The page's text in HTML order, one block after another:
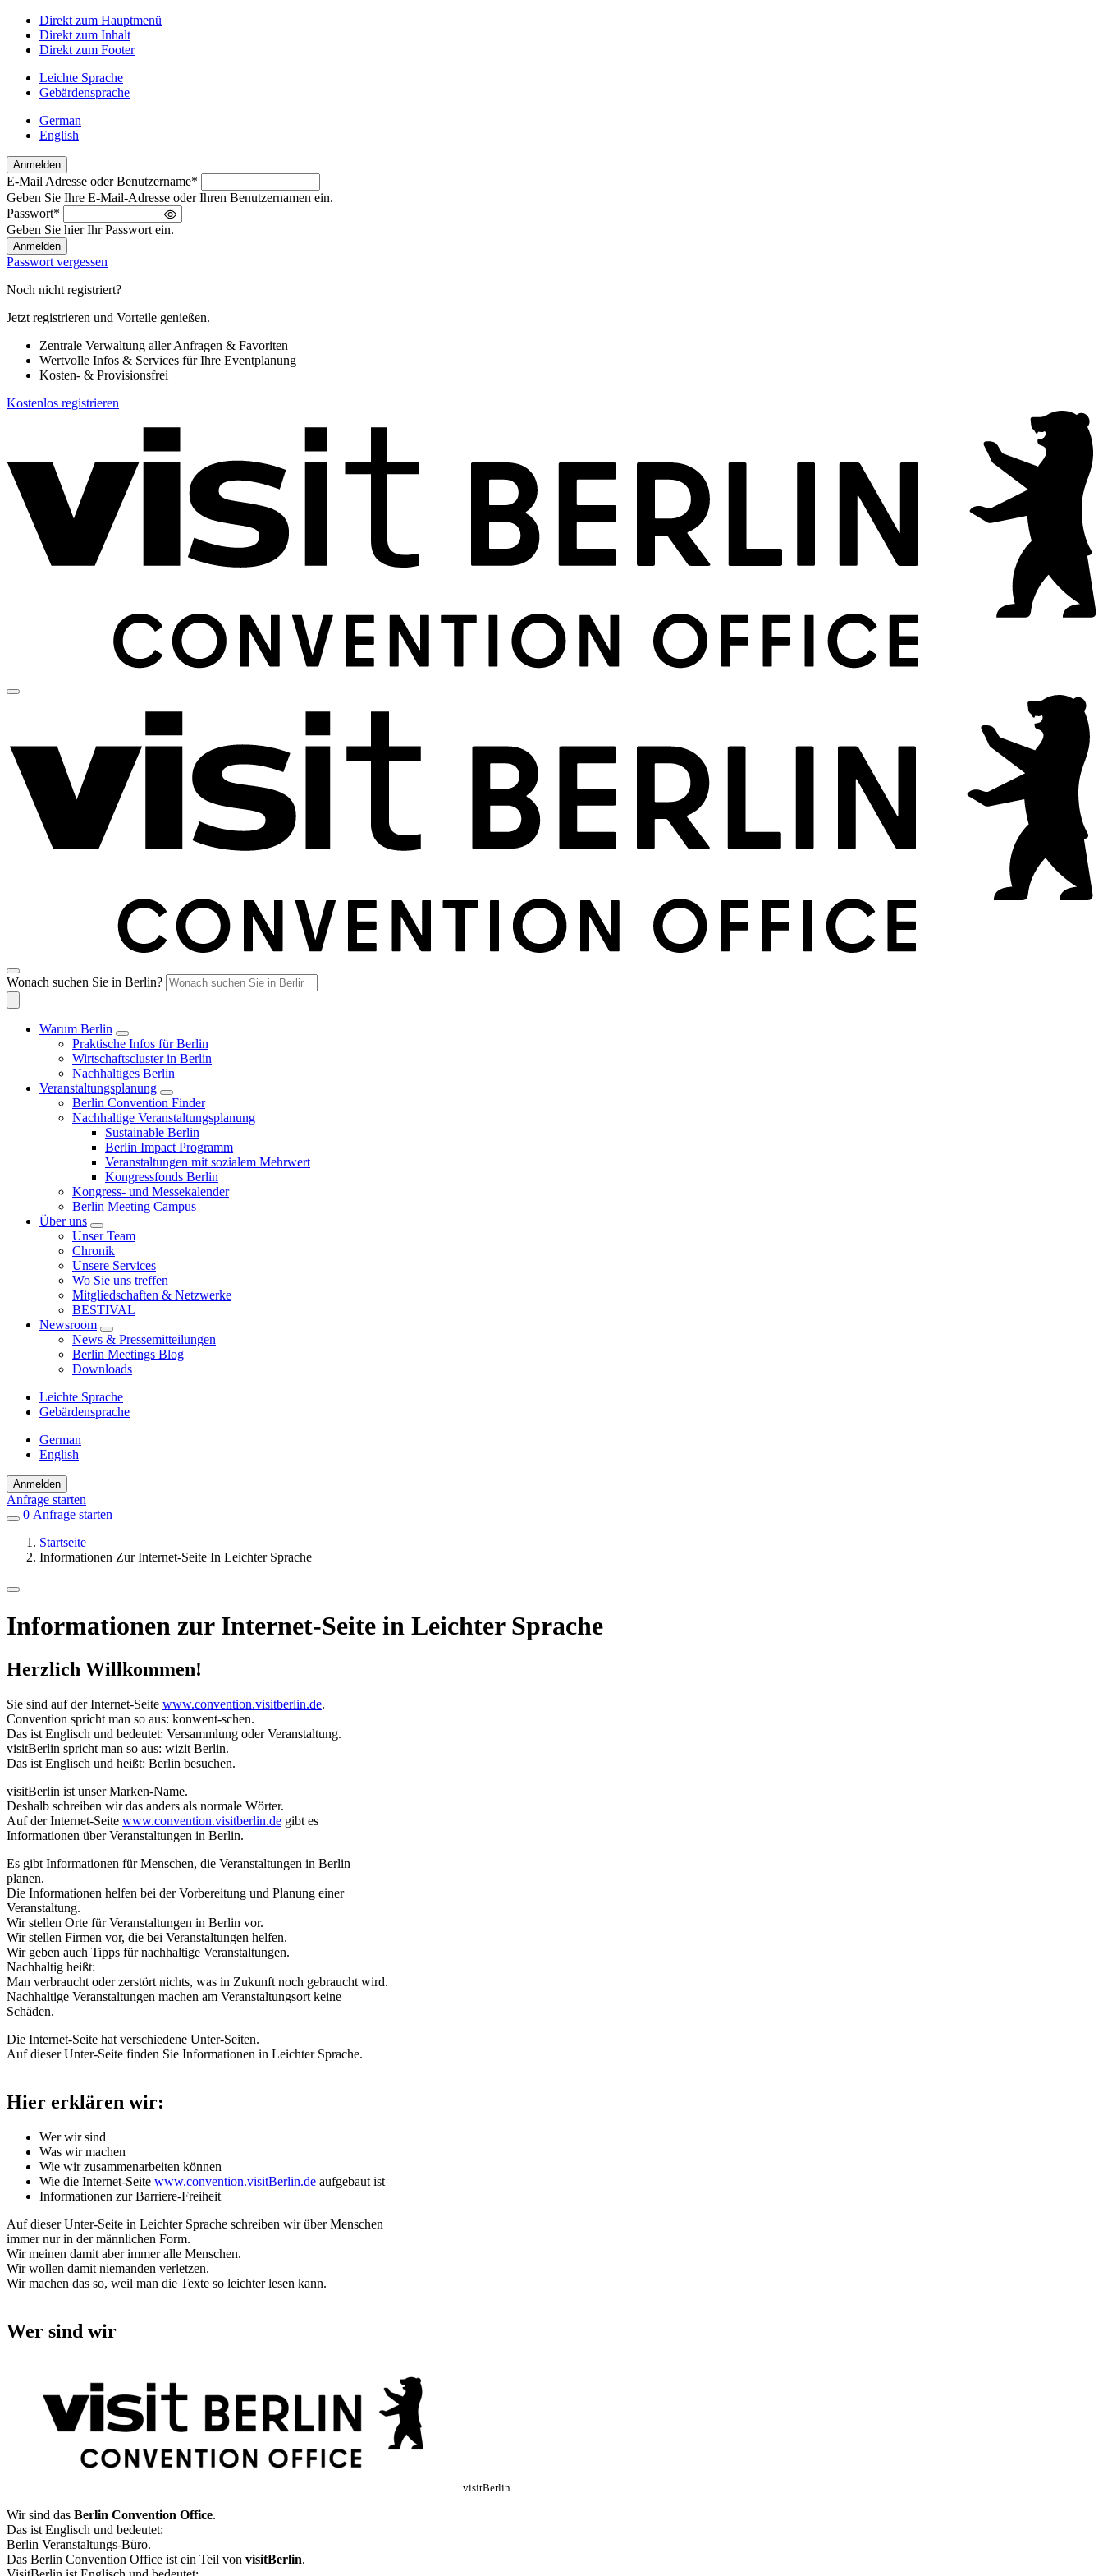
Direkt zum Hauptmenü
Direkt zum Inhalt
Direkt zum Footer
Leichte Sprache
Gebärdensprache
German
English
Anmelden
Willkommen
zurück!
Bitte
melden
Sie
sich
an
E-Mail Adresse oder Benutzername*
Geben Sie Ihre E-Mail-Adresse oder Ihren Benutzernamen ein.
Passwort*
Geben Sie hier Ihr Passwort ein.
Passwort vergessen
Noch nicht registriert?
Jetzt registrieren und Vorteile genießen.
Zentrale Verwaltung aller Anfragen & Favoriten
Wertvolle Infos & Services für Ihre Eventplanung
Kosten- & Provisionsfrei
Kostenlos registrieren
Wonach suchen Sie in Berlin?
Warum Berlin
Praktische Infos für Berlin
Wirtschaftscluster in Berlin
Nachhaltiges Berlin
Veranstaltungsplanung
Berlin Convention Finder
Nachhaltige Veranstaltungsplanung
Sustainable Berlin
Berlin Impact Programm
Veranstaltungen mit sozialem Mehrwert
Kongressfonds Berlin
Kongress- und Messekalender
Berlin Meeting Campus
Über uns
Unser Team
Chronik
Unsere Services
Wo Sie uns treffen
Mitgliedschaften & Netzwerke
BESTIVAL
Newsroom
News & Pressemitteilungen
Berlin Meetings Blog
Downloads
Leichte Sprache
Gebärdensprache
German
English
Anmelden
Anfrage starten
0 Einträge
Favoriten
Anfrage starten
Startseite
Informationen Zur Internet-Seite In Leichter Sprache
Informationen zur Internet-Seite in Leichter Sprache
Herzlich Willkommen!
Sie sind auf der Internet-Seite www.convention.visitberlin.de.
Convention spricht man so aus: konwent-schen.
Das ist Englisch und bedeutet: Versammlung oder Veranstaltung.
visitBerlin spricht man so aus: wizit Berlin.
Das ist Englisch und heißt: Berlin besuchen.
visitBerlin ist unser Marken-Name.
Deshalb schreiben wir das anders als normale Wörter.
Auf der Internet-Seite www.convention.visitberlin.de gibt es
Informationen über Veranstaltungen in Berlin.
Es gibt Informationen für Menschen, die Veranstaltungen in Berlin
planen.
Die Informationen helfen bei der Vorbereitung und Planung einer
Veranstaltung.
Wir stellen Orte für Veranstaltungen in Berlin vor.
Wir stellen Firmen vor, die bei Veranstaltungen helfen.
Wir geben auch Tipps für nachhaltige Veranstaltungen.
Nachhaltig heißt:
Man verbraucht oder zerstört nichts, was in Zukunft noch gebraucht wird.
Nachhaltige Veranstaltungen machen am Veranstaltungsort keine
Schäden.
Die Internet-Seite hat verschiedene Unter-Seiten.
Auf dieser Unter-Seite finden Sie Informationen in Leichter Sprache.
Hier erklären wir:
Wer wir sind
Was wir machen
Wie wir zusammenarbeiten können
Wie die Internet-Seite www.convention.visitBerlin.de aufgebaut ist
Informationen zur Barriere-Freiheit
Auf dieser Unter-Seite in Leichter Sprache schreiben wir über Menschen
immer nur in der männlichen Form.
Wir meinen damit aber immer alle Menschen.
Wir wollen damit niemanden verletzen.
Wir machen das so, weil man die Texte so leichter lesen kann.
Wer sind wir
visitBerlin
Wir sind das Berlin Convention Office.
Das ist Englisch und bedeutet:
Berlin Veranstaltungs-Büro.
Das Berlin Convention Office ist ein Teil von visitBerlin.